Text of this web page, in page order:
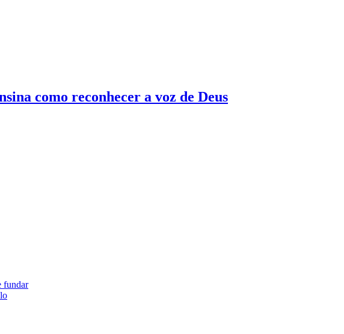
como reconhecer a voz de Deus
fundar